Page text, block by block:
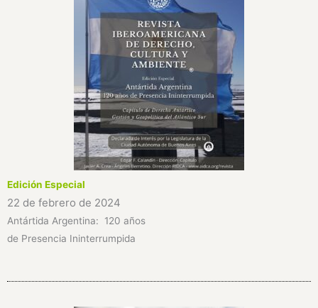
Edición Especial
22 de febrero de 2024
Antártida Argentina: 120 años
de Presencia Ininterrumpida